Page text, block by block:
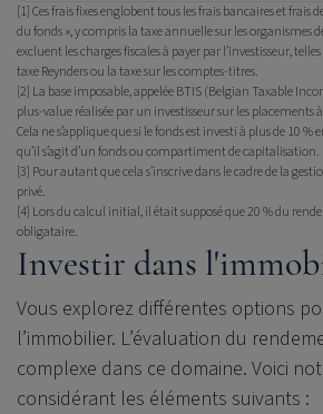
[1]Ces frais fixes englobent tous les frais bancaires et frais
du fonds », y compris la taxe annuelle sur les organismes
excluent les charges fiscales à payer par l’investisseur,
taxe Reynders ou la taxe sur les comptes-titres.
[2] La base imposable, appelée BTIS (Belgian Taxable
plus-value réalisée par un investisseur sur les placements
Cela ne s’applique que si le fonds est investi à plus de 10
qu’il s’agit d’un fonds ou compartiment de capitalisation.
[3] Pour autant que cela s’inscrive dans le cadre de la
privé.
[4] Lors du calcul initial, il était supposé que 20 % du
obligataire.
Investir dans
Vous explorez différentes options
l’immobilier. L’évaluation du
complexe dans ce domaine. Voici
considérant les éléments suivants :